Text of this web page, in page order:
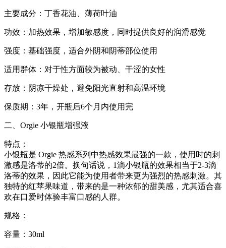
主要成分：丁香花油、薄荷叶油
功效：加热效果，增加敏感度，同时提供良好的润滑感觉
强度：基础强度，适合外阴和阴蒂部位使用
适用群体：对于性方面较为被动、干涩的女性
存放：阴凉干燥处，避免阳光直射和高温环境
保质期：3年，开瓶后6个月内使用完
二、Orgie 小银瓶增强液
特点：
小银瓶是 Orgie 热感系列中热感效果最强的一款，使用时的刺
激感是洛蒂的2倍。换句话说，1滴小银瓶的效果相当于2-3滴
洛蒂的效果，因此它能为使用者带来更为强烈的热感刺激。其
独特的红苹果味道，带来的是一种浓郁的甜美感，尤其适合喜
欢在口爱时体验丰富口感的人群。
规格：
容量：30ml